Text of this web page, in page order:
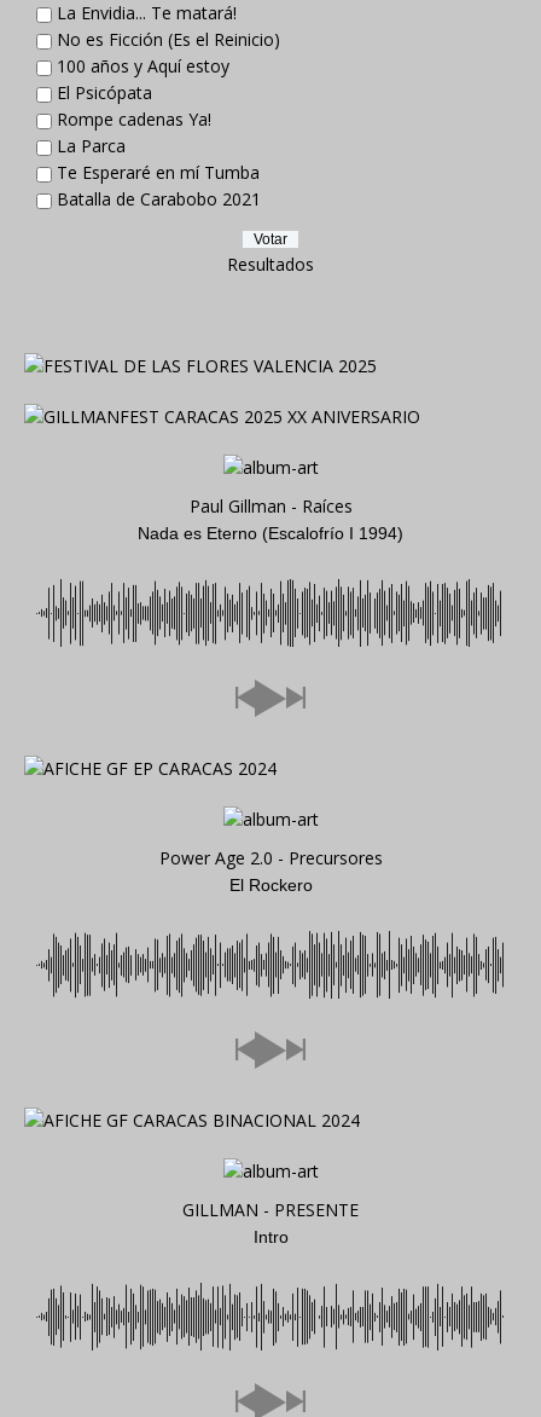
La Envidia... Te matará!
No es Ficción (Es el Reinicio)
100 años y Aquí estoy
El Psicópata
Rompe cadenas Ya!
La Parca
Te Esperaré en mí Tumba
Batalla de Carabobo 2021
Resultados
Paul Gillman - Raíces
Nada es Eterno (Escalofrío I 1994)
Power Age 2.0 - Precursores
El Rockero
GILLMAN - PRESENTE
Intro